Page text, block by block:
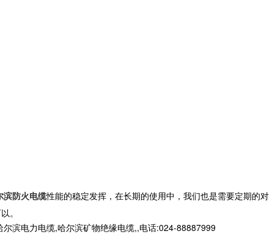
滨防火电缆性能的稳定发挥，在长期的使用中，我们也是需要定期的对
。
滨电力电缆,哈尔滨矿物绝缘电缆,,电话:024-88887999